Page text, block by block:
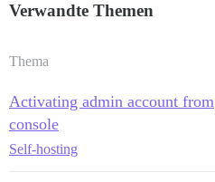
Verwandte Themen
Thema
Activating admin account from
console
Self-hosting